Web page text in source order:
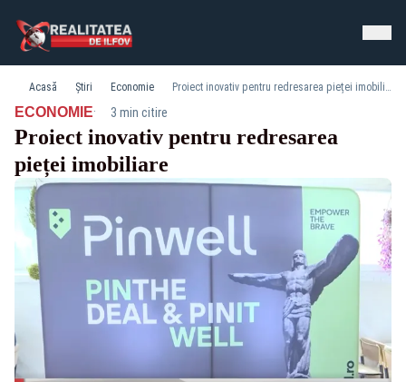
Acasă Știri Economie Proiect inovativ pentru redresarea pieței imobiliare
ECONOMIE· 3 min citire
Proiect inovativ pentru redresarea
pieței imobiliare